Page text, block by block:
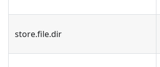
store.file.dir